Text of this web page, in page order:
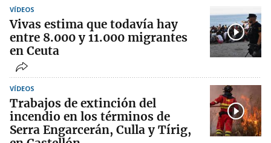
VÍDEOS
Vivas estima que todavía hay
entre 8.000 y 11.000 migrantes
en Ceuta
VÍDEOS
Trabajos de extinción del
incendio en los términos de
Serra Engarcerán, Culla y Tírig,